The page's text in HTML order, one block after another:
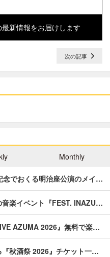
新情報をお届けします
次の記事
Monthly
念でおくる明治座公演のメイ…
楽イベント『FEST. INAZU…
AZUMA 2026』無料で楽…
秋酒祭 2026』チケット一…